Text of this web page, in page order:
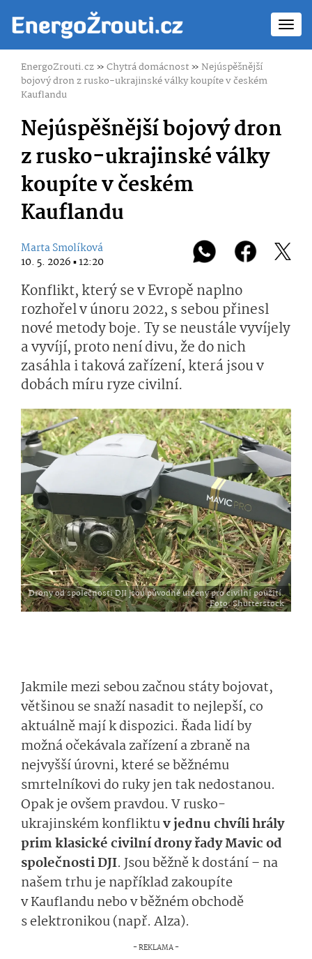
EnergoZrouti.cz»Chytrá domácnost»Nejúspěšnější
bojový dron z rusko-ukrajinské války koupíte v českém
Kauflandu
Nejúspěšnější bojový dron
z rusko-ukrajinské války
koupíte v českém
Kauflandu
Marta Smolíková
10. 5. 2026 ▪ 12:20
Konflikt, který se v Evropě naplno
rozhořel v únoru 2022, s sebou přinesl
nové metody boje. Ty se neustále vyvíjely
a vyvíjí, proto není divu, že do nich
zasáhla i taková zařízení, která jsou v
dobách míru ryze civilní.
Drony od společnosti DJI jsou původně určeny pro civilní použití.
Foto: Shutterstock
Jakmile mezi sebou začnou státy bojovat,
většinou se snaží nasadit to nejlepší, co
aktuálně mají k dispozici. Řada lidí by
možná očekávala zařízení a zbraně na
nejvyšší úrovni, které se běžnému
smrtelníkovi do ruky jen tak nedostanou.
Opak je ovšem pravdou. V rusko-
ukrajinském konfliktuv jednu chvíli hrály
prim klasické civilní drony řady Mavic od
společnosti DJI. Jsou běžně k dostání – na
našem trhu je například zakoupíte
v Kauflandu nebo v běžném obchodě
s elektronikou (např. Alza).